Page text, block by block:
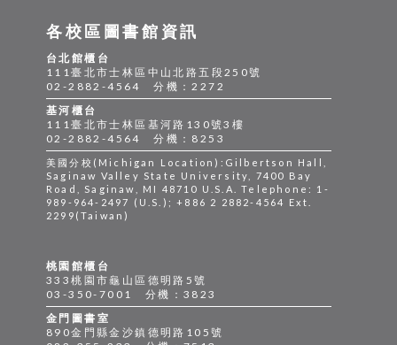
桃園館櫃台
333桃園市龜山區德明路5號
03-350-7001 分機：3823
金門圖書室
890金門縣金沙鎮德明路105號
各校區圖書館資訊
台北館櫃台
111臺北市士林區中山北路五段250號
02-2882-4564 分機：2272
基河櫃台
111臺北市士林區基河路130號3樓
02-2882-4564 分機：8253
美國分校(Michigan Location):Gilbertson Hall,
Saginaw Valley State University, 7400 Bay
Road, Saginaw, MI 48710 U.S.A. Telephone: 1-
989-964-2497 (U.S.); +886 2 2882-4564 Ext.
2299(Taiwan)